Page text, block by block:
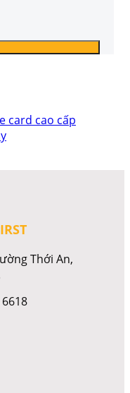
card cao cấp
Thới An,